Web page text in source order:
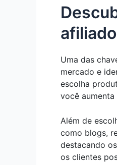
Uma das
mercado e
escolha
você
Além de
como blogs,
destacando
os clientes